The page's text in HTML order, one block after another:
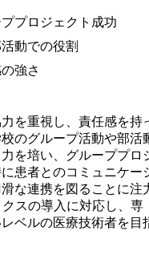
プロジェクト成功
動での役割
強さ
を重視し、責任感を持
のグループ活動や部活
を培い、グループプロ
患者とのコミュニケー
な連携を図ることに注
スの導入に対応し、専
ベルの医療技術者を目